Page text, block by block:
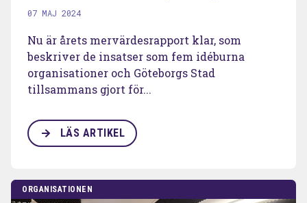
07 MAJ 2024
Nu är årets mervärdesrapport klar, som
beskriver de insatser som fem idéburna
organisationer och Göteborgs Stad
tillsammans gjort för...
LÄS ARTIKEL
ORGANISATIONEN